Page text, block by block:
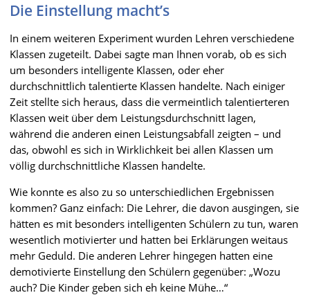
Die Einstellung macht’s
In einem weiteren Experiment wurden Lehren verschiedene
Klassen zugeteilt. Dabei sagte man Ihnen vorab, ob es sich
um besonders intelligente Klassen, oder eher
durchschnittlich talentierte Klassen handelte. Nach einiger
Zeit stellte sich heraus, dass die vermeintlich talentierteren
Klassen weit über dem Leistungsdurchschnitt lagen,
während die anderen einen Leistungsabfall zeigten – und
das, obwohl es sich in Wirklichkeit bei allen Klassen um
völlig durchschnittliche Klassen handelte.
Wie konnte es also zu so unterschiedlichen Ergebnissen
kommen? Ganz einfach: Die Lehrer, die davon ausgingen, sie
hätten es mit besonders intelligenten Schülern zu tun, waren
wesentlich motivierter und hatten bei Erklärungen weitaus
mehr Geduld. Die anderen Lehrer hingegen hatten eine
demotivierte Einstellung den Schülern gegenüber: „Wozu
auch? Die Kinder geben sich eh keine Mühe…“